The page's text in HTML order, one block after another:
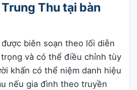
Thu tại bàn
biên soạn theo lối diễn
và có thể điều chỉnh tùy
khấn có thể niệm danh hiệu
nếu gia đình theo truyền